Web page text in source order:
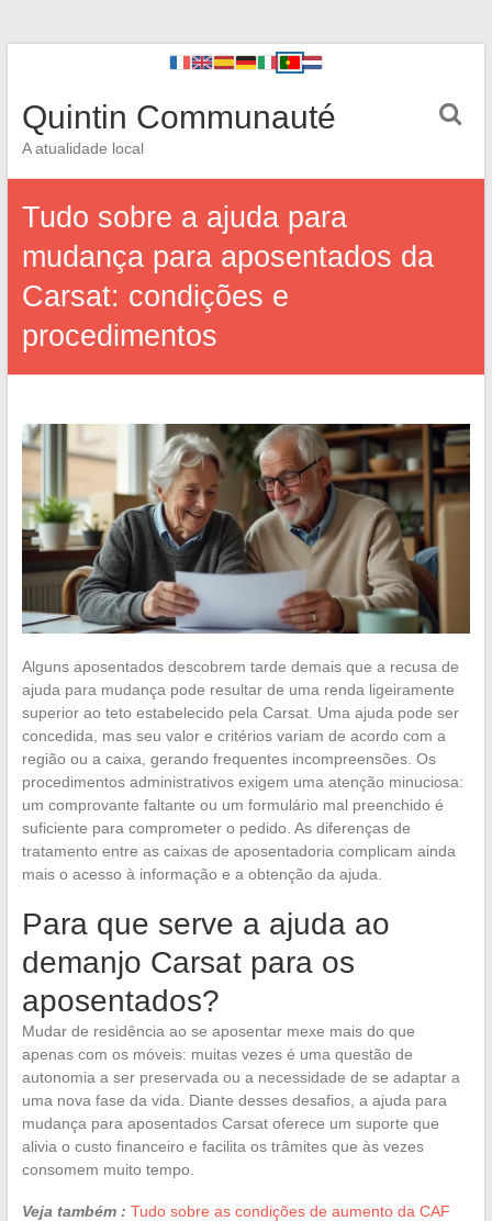
Quintin Communauté
A atualidade local
Tudo sobre a ajuda para
mudança para aposentados da
Carsat: condições e
procedimentos
Alguns aposentados descobrem tarde demais que a recusa de
ajuda para mudança pode resultar de uma renda ligeiramente
superior ao teto estabelecido pela Carsat. Uma ajuda pode ser
concedida, mas seu valor e critérios variam de acordo com a
região ou a caixa, gerando frequentes incompreensões. Os
procedimentos administrativos exigem uma atenção minuciosa:
um comprovante faltante ou um formulário mal preenchido é
suficiente para comprometer o pedido. As diferenças de
tratamento entre as caixas de aposentadoria complicam ainda
mais o acesso à informação e a obtenção da ajuda.
Para que serve a ajuda ao
demanjo Carsat para os
aposentados?
Mudar de residência ao se aposentar mexe mais do que
apenas com os móveis: muitas vezes é uma questão de
autonomia a ser preservada ou a necessidade de se adaptar a
uma nova fase da vida. Diante desses desafios, a ajuda para
mudança para aposentados Carsat oferece um suporte que
alivia o custo financeiro e facilita os trâmites que às vezes
consomem muito tempo.
Veja também : Tudo sobre as condições de aumento da CAF